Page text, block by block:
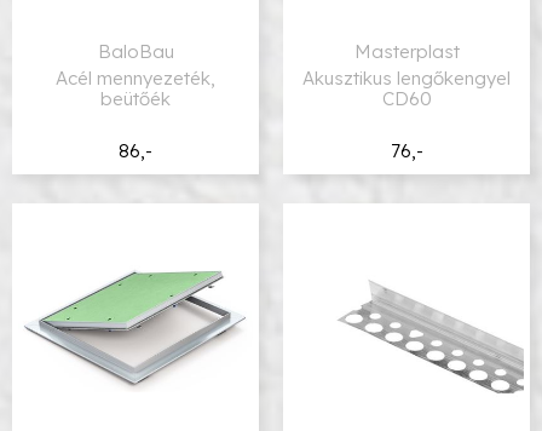
86,-
BaloBau
Acél mennyezeték,
beütőék
76,-
Masterplast
Akusztikus lengőkengyel
CD60